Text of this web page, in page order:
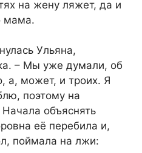
на жену ляжет, да и
мама.
Ульяна,
– Мы уже думали, об
а, может, и троих. Я
поэтому на
Начала объяснять
её перебила и,
поймала на лжи: